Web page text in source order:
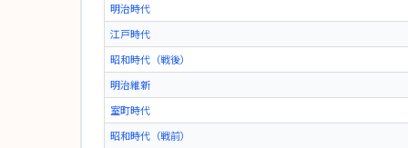
明治時代
江戸時代
昭和時代（戦後）
明治維新
室町時代
昭和時代（戦前）